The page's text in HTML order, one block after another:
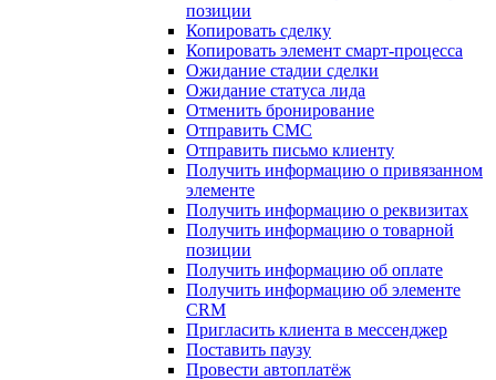
позиции
Копировать сделку
Копировать элемент смарт-процесса
Ожидание стадии сделки
Ожидание статуса лида
Отменить бронирование
Отправить СМС
Отправить письмо клиенту
Получить информацию о привязанном
элементе
Получить информацию о реквизитах
Получить информацию о товарной
позиции
Получить информацию об оплате
Получить информацию об элементе
CRM
Пригласить клиента в мессенджер
Поставить паузу
Провести автоплатёж